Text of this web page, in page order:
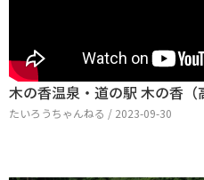
木の香温泉・道の駅 木の香（
たいろうちゃんねる / 2023-09-30